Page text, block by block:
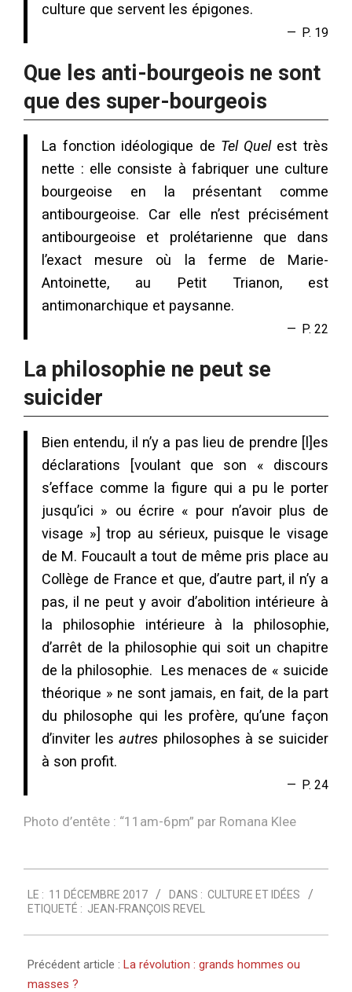
culture que servent les épigones.
P. 19
Que les anti-bourgeois ne sont
que des super-bourgeois
La fonction idéologique de Tel Quelest très
nette : elle consiste à fabriquer une culture
bourgeoise en la présentant comme
antibourgeoise. Car elle n’est précisément
antibourgeoise et prolétarienne que dans
l’exact mesure où la ferme de Marie-
Antoinette, au Petit Trianon, est
antimonarchique et paysanne.
P. 22
La philosophie ne peut se
suicider
Bien entendu, il n’y a pas lieu de prendre [l]es
déclarations [voulant que son « discours
s’efface comme la figure qui a pu le porter
jusqu’ici » ou écrire « pour n’avoir plus de
visage »] trop au sérieux, puisque le visage
de M. Foucault a tout de même pris place au
Collège de France et que, d’autre part, il n’y a
pas, il ne peut y avoir d’abolition intérieure à
la philosophie intérieure à la philosophie,
d’arrêt de la philosophie qui soit un chapitre
de la philosophie. Les menaces de « suicide
théorique » ne sont jamais, en fait, de la part
du philosophe qui les profère, qu’une façon
d’inviter lesautres philosophes à se suicider
à son profit.
P. 24
Photo d’entête : “11am-6pm” par Romana Klee
12-
11
LE : 11 DÉCEMBRE 2017 DANS : CULTURE ET IDÉES
ETIQUETÉ : JEAN-FRANÇOIS REVEL
Précédent article : La révolution : grands hommes ou
masses ?